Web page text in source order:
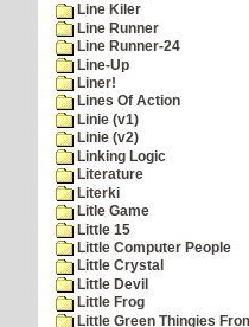
Line Kiler
Line Runner
Line Runner-24
Line-Up
Liner!
Lines Of Action
Linie (v1)
Linie (v2)
Linking Logic
Literature
Literki
Litle Game
Little 15
Little Computer People
Little Crystal
Little Devil
Little Frog
Little Green Thingies